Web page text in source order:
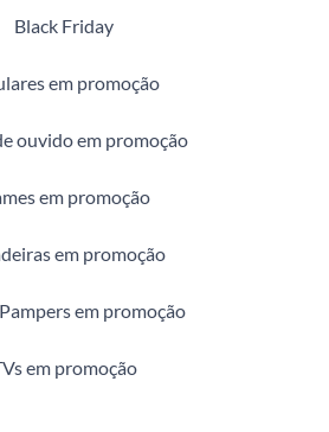
Black Friday
em promoção
ouvido em promoção
em promoção
em promoção
em promoção
em promoção